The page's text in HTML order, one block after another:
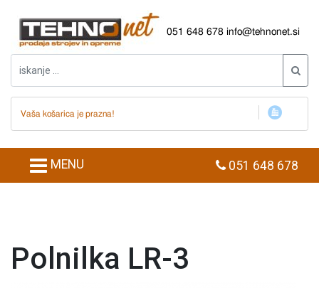
051 648 678 info@tehnonet.si
Vaša košarica je prazna!
MENU 051 648 678
Polnilka LR-3